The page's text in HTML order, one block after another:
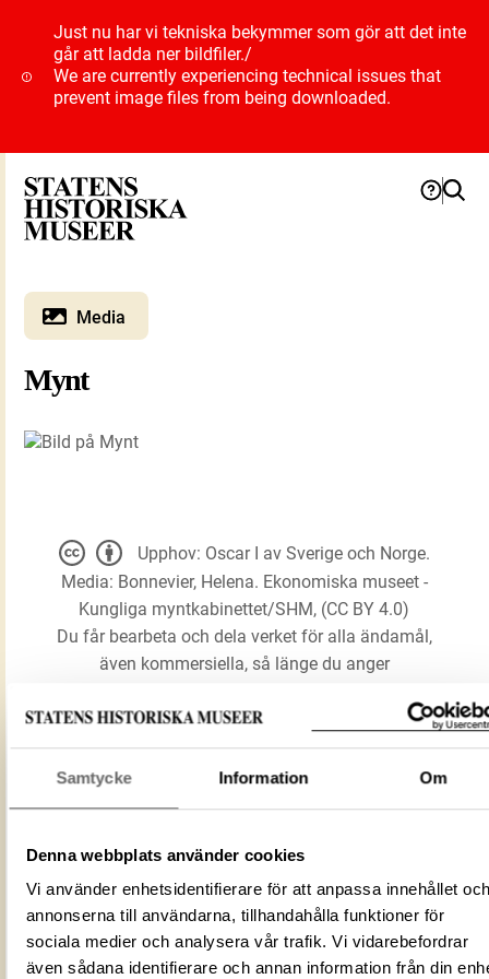
Samtycke Information Om
Denna webbplats använder cookies
Vi använder enhetsidentifierare för att anpassa innehållet och
annonserna till användarna, tillhandahålla funktioner för
sociala medier och analysera vår trafik. Vi vidarebefordrar
även sådana identifierare och annan information från din
Just nu har vi tekniska bekymmer som gör att det inte
går att ladda ner bildfiler./
We are currently experiencing technical issues that
prevent image files from being downloaded.
Media
Mynt
Förmålsbenämning Mynt
Föremålsnummer
117414_KMK
Mediatyp
image/jpeg
ID‑nummer
ad331157-0f28-4743-bf0e-
Alternativt ID
DIG 62381
Upphov: Oscar I av Sverige och Norge.
Media: Bonnevier, Helena. Ekonomiska museet -
Kungliga myntkabinettet/SHM, (CC BY 4.0)
Du får bearbeta och dela verket för alla ändamål,
även kommersiella, så länge du anger